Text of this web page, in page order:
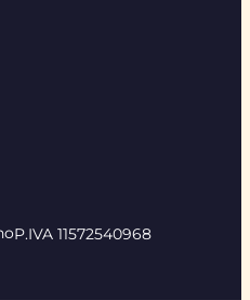
P.IVA 11572540968